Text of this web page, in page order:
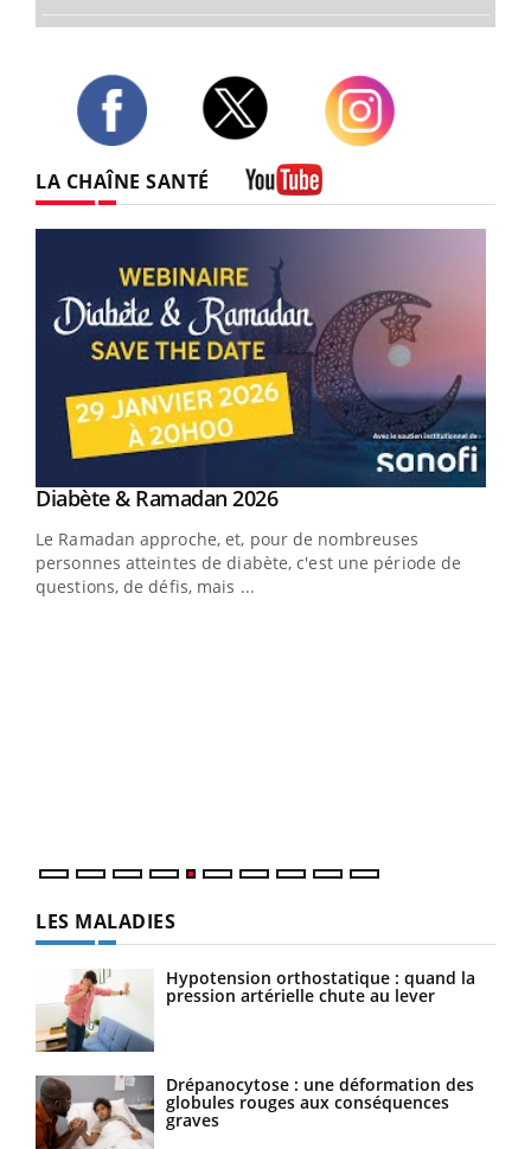
LA CHAÎNE SANTÉ
Youtube
Diabète & Ramadan 2026Youtube
Le Ramadan approche, et, pour de nombreuses
personnes atteintes de diabète, c'est une période de
questions, de défis, mais ...
LES MALADIES
Hypotension orthostatique : quand la
pression artérielle chute au lever
Drépanocytose : une déformation des
globules rouges aux conséquences
graves